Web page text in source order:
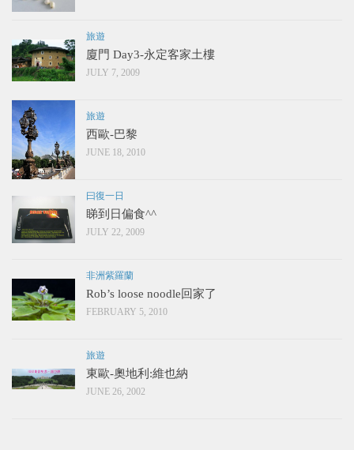
旅遊
廈門 Day3-永定客家土樓
JULY 7, 2009
旅遊
西歐-巴黎
JUNE 18, 2010
曰復一日
睇到日偏食^^
JULY 22, 2009
非洲紫羅蘭
Rob’s loose noodle回家了
FEBRUARY 5, 2010
旅遊
東歐-奧地利:維也納
JUNE 26, 2002